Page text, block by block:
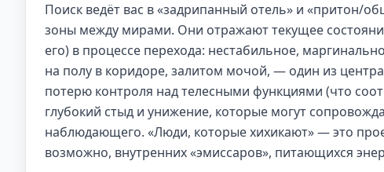
Поиск ведёт вас в «задрипанный отель» и «притон/
зоны между мирами. Они отражают текущее
его) в процессе перехода: нестабильное,
на полу в коридоре, залитом мочой, — один из
потерю контроля над телесными функциями (что
глубокий стыд и унижение, которые могут
наблюдающего. «Люди, которые хихикают» — это
возможно, внутренних «эмиссаров», питающихся